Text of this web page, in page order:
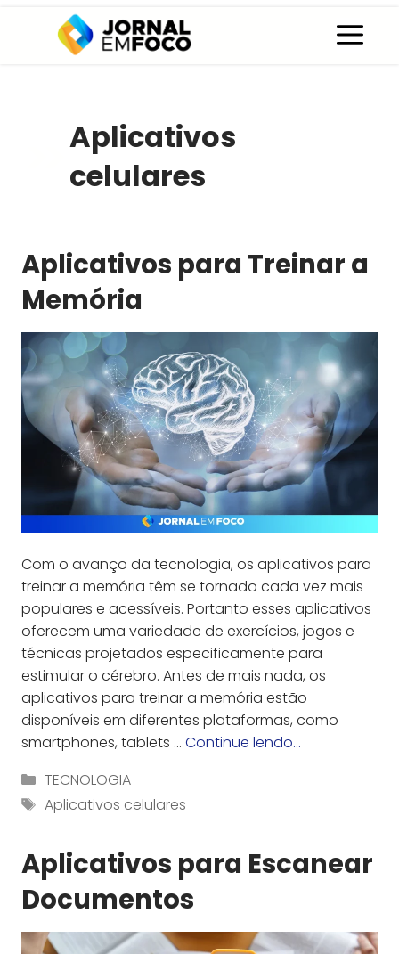
Aplicativos
celulares
Aplicativos para Treinar a
Memória
Com o avanço da tecnologia, os aplicativos para
treinar a memória têm se tornado cada vez mais
populares e acessíveis. Portanto esses aplicativos
oferecem uma variedade de exercícios, jogos e
técnicas projetados especificamente para
estimular o cérebro. Antes de mais nada, os
aplicativos para treinar a memória estão
disponíveis em diferentes plataformas, como
smartphones, tablets … Continue lendo…
Categorias
TECNOLOGIA
Tag
Aplicativos celulares
Aplicativos para Escanear
Documentos